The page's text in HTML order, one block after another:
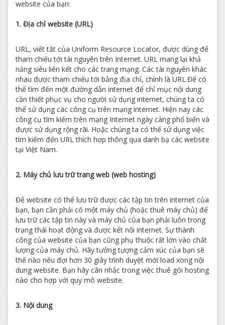
website của bạn:
1. Địa chỉ website (URL)
URL, viết tắt của Uniform Resource Locator, được dùng để
tham chiếu tới tài nguyên trên Internet. URL mang lại khả
năng siêu liên kết cho các trang mạng. Các tài nguyên khác
nhau được tham chiếu tới bằng địa chỉ, chính là URL.Để có
thể tìm đến một đường dẫn internet để chỉ mục nội dung
cần thiết phục vụ cho người sử dụng internet, chúng ta có
thể sử dụng các công cụ trên mạng internet. Hiện nay các
công cụ tìm kiếm trên mạng Internet ngày càng phổ biến và
được sử dụng rộng rãi. Hoặc chúng ta có thể sử dụng việc
tìm kiếm đến URL thích hợp thông qua danh bạ các website
tại Việt Nam.
2. Máy chủ lưu trữ trang web (web hosting)
Để website có thể lưu trữ được các tập tin trên internet của
bạn, bạn cần phải có một máy chủ (hoặc thuê máy chủ) để
lưu trữ các tập tin này và máy chủ của bạn phải luôn trong
trạng thái hoạt động và được kết nối internet. Sự thành
công của website của bạn cũng phụ thuộc rất lớn vào chất
lượng của máy chủ. Hãy tưởng tượng cảm xúc của bạn sẽ
thế nào nếu đợi hơn 30 giây trình duyệt mới load xong nội
dung website. Bạn hãy cân nhắc trong việc thuê gói hosting
nào cho hợp với quy mô website.
3. Nội dung